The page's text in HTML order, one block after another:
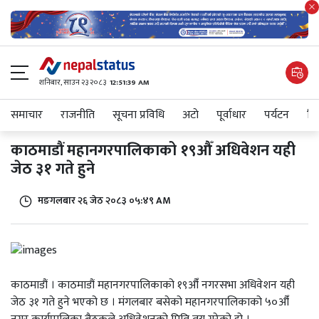
शनिबार, साउन २३ २०८३ 12:51:39 AM
समाचार राजनीति सूचना प्रविधि अटाे पूर्वाधार पर्यटन
काठमाडौं महानगरपालिकाको १९औँ अधिवेशन यही
जेठ ३१ गते हुने
मङगलबार २६ जेठ २०८३ ०५:४९ AM
काठमाडौं । काठमाडौं महानगरपालिकाको १९औँ नगरसभा अधिवेशन यही
जेठ ३१ गते हुने भएको छ । मंगलबार बसेको महानगरपालिकाको ५०औँ